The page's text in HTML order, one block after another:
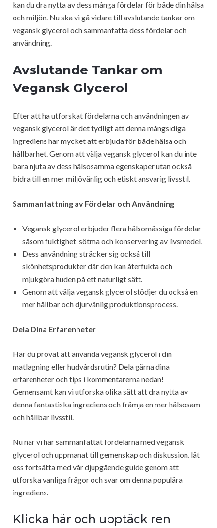
kan du dra nytta av dess många fördelar för både din hälsa
och miljön. Nu ska vi gå vidare till avslutande tankar om
vegansk glycerol och sammanfatta dess fördelar och
användning.
Avslutande Tankar om
Vegansk Glycerol
Efter att ha utforskat fördelarna och användningen av
vegansk glycerol är det tydligt att denna mångsidiga
ingrediens har mycket att erbjuda för både hälsa och
hållbarhet. Genom att välja vegansk glycerol kan du inte
bara njuta av dess hälsosamma egenskaper utan också
bidra till en mer miljövänlig och etiskt ansvarig livsstil.
Sammanfattning av Fördelar och Användning
Vegansk glycerol erbjuder flera hälsomässiga fördelar
såsom fuktighet, sötma och konservering av livsmedel.
Dess användning sträcker sig också till
skönhetsprodukter där den kan återfukta och
mjukgöra huden på ett naturligt sätt.
Genom att välja vegansk glycerol stödjer du också en
mer hållbar och djurvänlig produktionsprocess.
Dela Dina Erfarenheter
Har du provat att använda vegansk glycerol i din
matlagning eller hudvårdsrutin? Dela gärna dina
erfarenheter och tips i kommentarerna nedan!
Gemensamt kan vi utforska olika sätt att dra nytta av
denna fantastiska ingrediens och främja en mer hälsosam
och hållbar livsstil.
Nu när vi har sammanfattat fördelarna med vegansk
glycerol och uppmanat till gemenskap och diskussion, låt
oss fortsätta med vår djupgående guide genom att
utforska vanliga frågor och svar om denna populära
ingrediens.
Klicka här och upptäck ren